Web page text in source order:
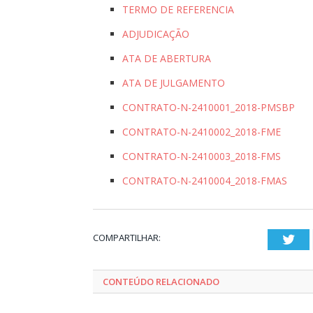
TERMO DE REFERENCIA
ADJUDICAÇÃO
ATA DE ABERTURA
ATA DE JULGAMENTO
CONTRATO-N-2410001_2018-PMSBP
CONTRATO-N-2410002_2018-FME
CONTRATO-N-2410003_2018-FMS
CONTRATO-N-2410004_2018-FMAS
COMPARTILHAR:
CONTEÚDO RELACIONADO